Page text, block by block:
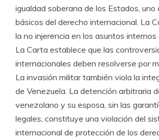
igualdad soberana de los Estados, uno
básicos del derecho internacional. La
la no injerencia en los asuntos internos
La Carta establece que las
internacionales deben resolverse por
La invasión militar también viola la
de Venezuela. La detención arbitraria
venezolano y su esposa, sin las
legales, constituye una violación del
internacional de protección de los